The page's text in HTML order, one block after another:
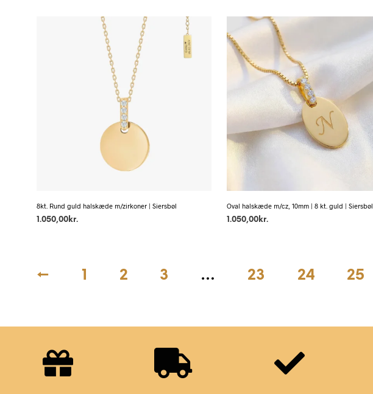
8kt. Rund guld halskæde m/zirkoner | Siersbøl
1.050,00 kr.
Oval halskæde m/cz, 10mm | 8 kt. guld | Siersbøl
1.050,00 kr.
← 1 2 3 … 23 24 25